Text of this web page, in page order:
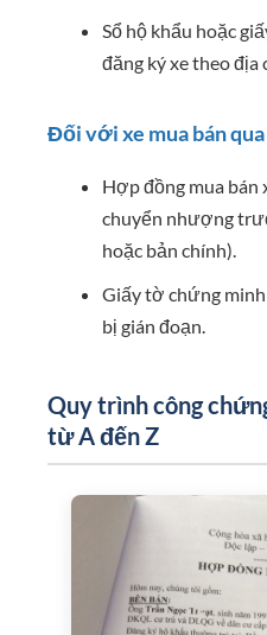
Sổ hộ khẩu hoặc
đăng ký xe theo địa
Đối với xe mua bán
Hợp đồng mua bán
chuyển nhượng
hoặc bản chính).
Giấy tờ chứng minh
bị gián đoạn.
Quy trình công
từ A đến Z